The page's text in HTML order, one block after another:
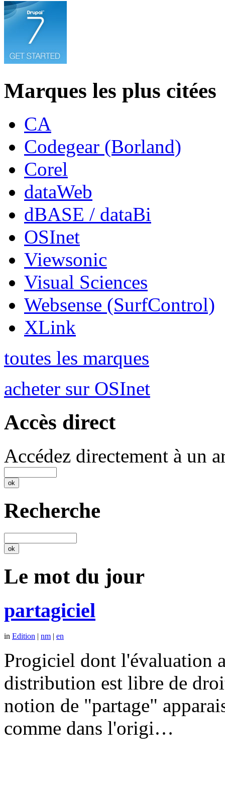
Marques les plus citées
CA
Codegear (Borland)
Corel
dataWeb
dBASE / dataBi
OSInet
Viewsonic
Visual Sciences
Websense (SurfControl)
XLink
toutes les marques
acheter sur OSInet
Accès direct
Accédez directement à un
Recherche
Le mot du jour
partagiciel
in Edition | nm | en
Progiciel dont l'évaluation
distribution est libre de
notion de "partage"
comme dans l'origi…